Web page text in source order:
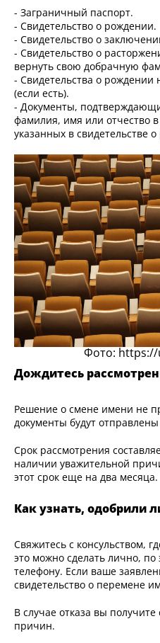
- Заграничный паспорт.
- Свидетельство о рождении.
- Свидетельство о
- Свидетельство о
вернуть свою добрачную
- Свидетельства о рождении
(если есть).
- Документы,
фамилия, имя или отчество
указанных в свидетельстве
Фото: https://
Дождитесь
Решение о смене имени не
документы будут
Срок рассмотрения
наличии уважительной
этот срок еще на два месяца.
Как узнать, одобрили
Свяжитесь с консульством,
это можно сделать лично,
телефону. Если ваше
свидетельство о перемене
В случае отказа вы
причин.